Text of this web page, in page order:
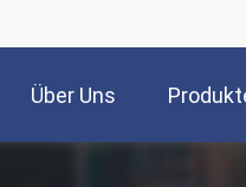
Über Uns